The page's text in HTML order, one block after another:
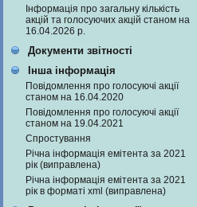
Інформація про загальну кількість
акцій та голосуючих акцій станом на
16.04.2026 р.
Документи звітності
Інша інформація
Повідомлення про голосуючі акції
станом на 16.04.2020
Повідомлення про голосуючі акції
станом на 19.04.2021
Спростування
Річна інформація емітента за 2021
рік (виправлена)
Річна інформація емітента за 2021
рік в форматі xml (виправлена)